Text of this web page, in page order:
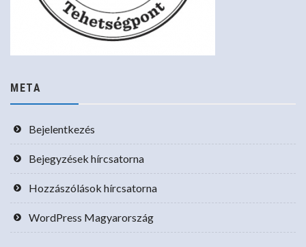
META
Bejelentkezés
Bejegyzések hírcsatorna
Hozzászólások hírcsatorna
WordPress Magyarország